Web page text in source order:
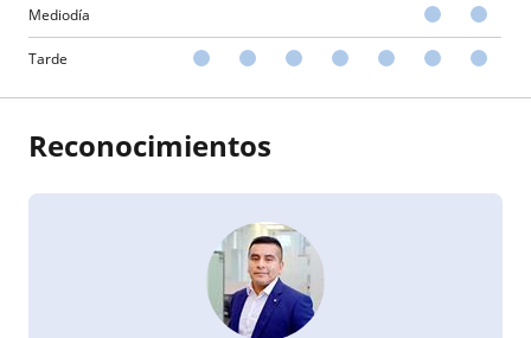
Mediodía
Tarde
Reconocimientos